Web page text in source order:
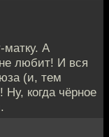
матку. А
любит! И вся
(и, тем
когда чёрное